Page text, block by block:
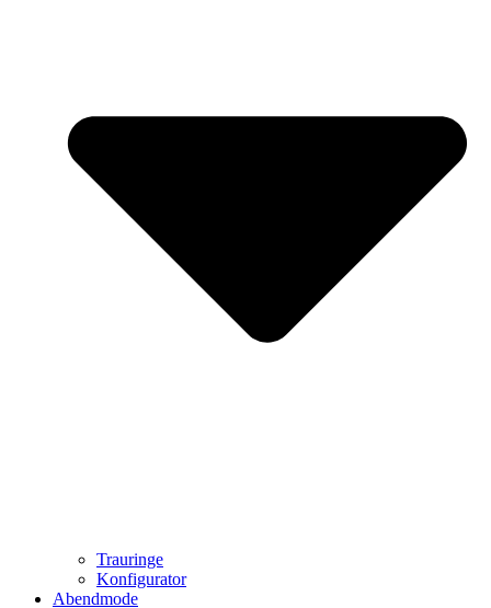
Trauringe
Konfigurator
Abendmode